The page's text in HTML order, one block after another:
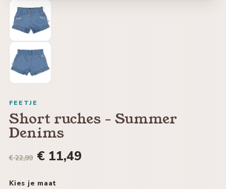
FEETJE
Short ruches - Summer
Denims
€ 22,99 € 11,49
Kies je maat